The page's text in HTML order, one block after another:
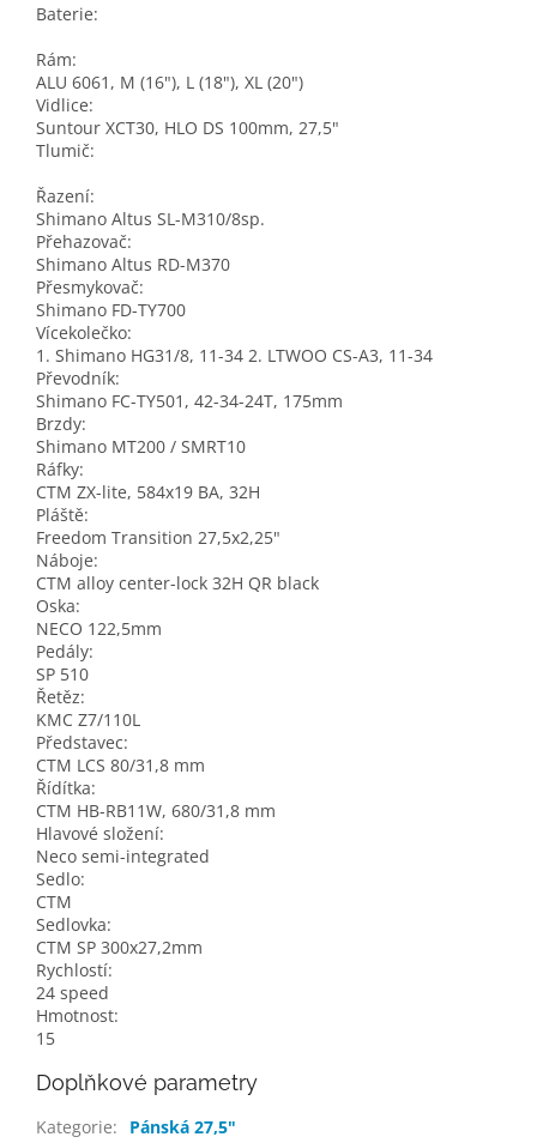
Baterie:
Rám:
ALU 6061, M (16"), L (18"), XL (20")
Vidlice:
Suntour XCT30, HLO DS 100mm, 27,5"
Tlumič:
Řazení:
Shimano Altus SL-M310/8sp.
Přehazovač:
Shimano Altus RD-M370
Přesmykovač:
Shimano FD-TY700
Vícekolečko:
1. Shimano HG31/8, 11-34 2. LTWOO CS-A3, 11-34
Převodník:
Shimano FC-TY501, 42-34-24T, 175mm
Brzdy:
Shimano MT200 / SMRT10
Ráfky:
CTM ZX-lite, 584x19 BA, 32H
Pláště:
Freedom Transition 27,5x2,25"
Náboje:
CTM alloy center-lock 32H QR black
Oska:
NECO 122,5mm
Pedály:
SP 510
Řetěz:
KMC Z7/110L
Představec:
CTM LCS 80/31,8 mm
Řídítka:
CTM HB-RB11W, 680/31,8 mm
Hlavové složení:
Neco semi-integrated
Sedlo:
CTM
Sedlovka:
CTM SP 300x27,2mm
Rychlostí:
24 speed
Hmotnost:
15
Doplňkové parametry
Kategorie:
Pánská 27,5"